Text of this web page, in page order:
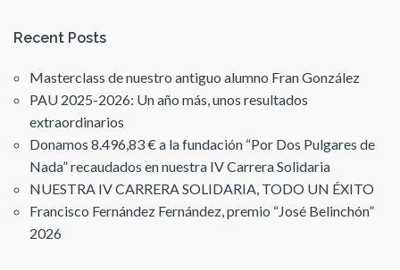
Recent Posts
Masterclass de nuestro antiguo alumno Fran González
PAU 2025-2026: Un año más, unos resultados
extraordinarios
Donamos 8.496,83 € a la fundación “Por Dos Pulgares de
Nada” recaudados en nuestra IV Carrera Solidaria
NUESTRA IV CARRERA SOLIDARIA, TODO UN ÉXITO
Francisco Fernández Fernández, premio “José Belinchón”
2026